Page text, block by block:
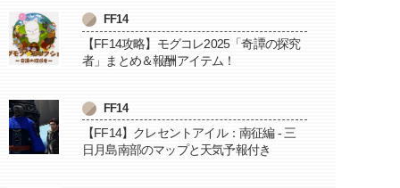
FF14
【FF14攻略】モグコレ2025「奇譚の探究
者」まとめ＆報酬アイテム！
FF14
【FF14】クレセントアイル：南征編 - 三
日月島南部のマップと天気予報付き